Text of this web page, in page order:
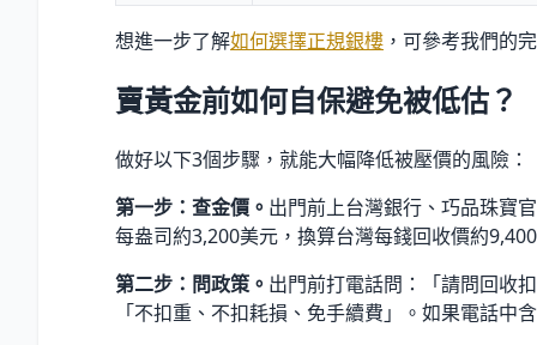
想進一步了解如何選擇正規銀樓 ，可參考我們的
賣黃金前如何自保避免被低估？
做好以下3個步驟，就能大幅降低被壓價的風險：
第一步：查金價。 出門前上台灣銀行、巧品珠寶
每盎司約3,200美元，換算台灣每錢回收價約
第二步：問政策。 出門前打電話問：「請問回收
「不扣重、不扣耗損、免手續費」。如果電話中